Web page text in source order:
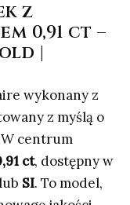
z
0,91 ct –
|
wykonany z
z myślą o
centrum
ct, dostępny w
SI. To model,